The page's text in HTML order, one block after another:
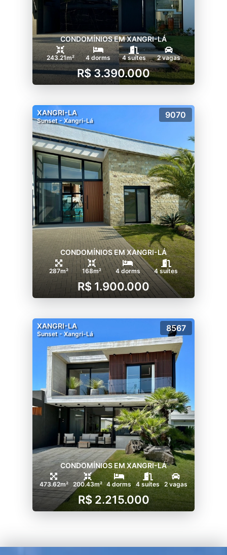
CONDOMÍNIOS EM XANGRI-LÁ
243.21m² 4 dorms 4 suítes 2 vagas
R$ 3.390.000
XANGRI-LA
Sunset - Xangri-Lá
9070
CONDOMÍNIOS EM XANGRI-LÁ
287m² 168m² 4 dorms 4 suítes
R$ 1.900.000
XANGRI-LA
Sunset - Xangri-Lá
8567
CONDOMÍNIOS EM XANGRI-LÁ
473.62m² 200.43m² 4 dorms 4 suítes 2 vagas
R$ 2.215.000